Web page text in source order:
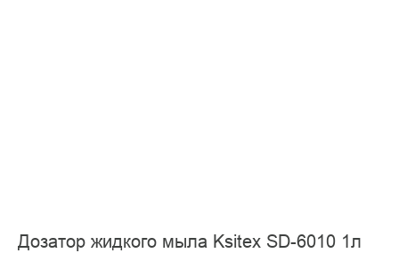
Дозатор жидкого мыла Ksitex SD-6010 1л